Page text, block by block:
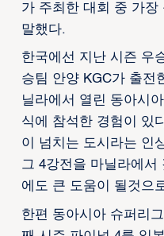
가 주최한 대회 중 가장
말했다.
한국에선 지난 시즌 우
승팀 안양 KGC가 출전
닐라에서 열린 동아시
식에 참석한 경험이 있
이 넘치는 도시라는 인
그 4강전을 마닐라에서
에도 큰 도움이 될것으
한편 동아시아 슈퍼리